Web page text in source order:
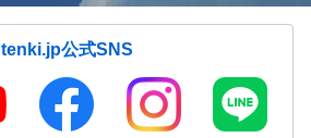
tenki.jp公式SNS